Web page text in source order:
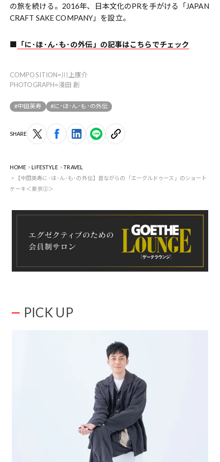
の旅を続ける。2016年、日本文化のPRを手がける「JAPAN
CRAFT SAKE COMPANY」を設立。
「に･ほ･ん･も･の外伝」の記事はこちらでチェック
COMPOSITION=川上康介
PHOTOGRAPH=淺田 創
#中田英寿 #に･ほ･ん･も･の外伝
SHARE
HOME LIFESTYLE
TRAVEL
【中田英寿に･ほ･ん･も･の外伝】昔ながらの「エーグルドゥース」のショート
ケーキ＜東京③＞
PICK UP